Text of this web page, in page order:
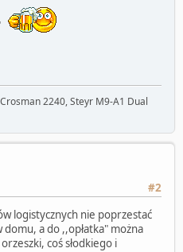
2240, Steyr M9-A1 Dual
#2
logistycznych nie poprzestać
domu, a do ,,opłatka" można
coś słodkiego i